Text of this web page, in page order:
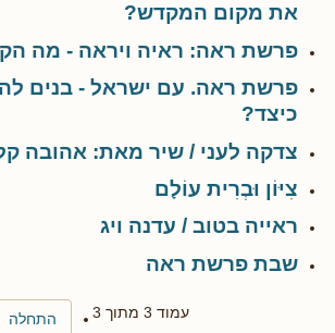
את מקום המקדש?
פרשת ראה: ראיה ויראה - מה
פרשת ראה. עם ישראל - בנים
כיצד?
צדקה לעני / שיר מאת: אהובה
צִיּוֹן וּבְרִית עוֹלָם
ראייה בטוב / עדנה ויג
שבת פרשת ראה
עמוד 3 מתוך 3 התחלה